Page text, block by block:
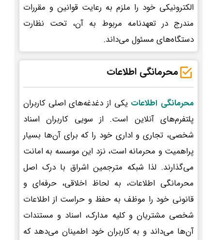
الکترونیکی خود را ملزم به رعایت قوانین و مقررات
مندرج در تعهدنامه مربوط به آن، تحت نظارت
دستگاه‌های مسئول می‌داند.
محرمانگی اطلاعات
محرمانگی اطلاعات یکی از دغدغه‌های اصلی کاربران
پلتفرم‌های آنلاین است. از سویی کاربران اسناد
شخصی، تجاری و اداری خود را که برای آن‌ها بسیار
پراهمیت و محرمانه است، نزد این موسسه به امانت
می‌گذارند. لذا شبکه مترجمین اشراق با درک اصل
محرمانگی اطلاعات، به لحاظ اخلاقی، حرفه‌ای و
قانونی خود را موظف به حفظ و حراست از اطلاعات
شخصی مشتریان و کلیه مدارک، اسناد و مستندات
آن‌ها می‌داند و به کاربران خود اطمینان می‌دهد که